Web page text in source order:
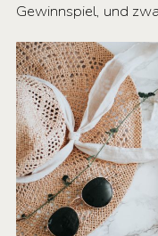
Gewinnspiel, und